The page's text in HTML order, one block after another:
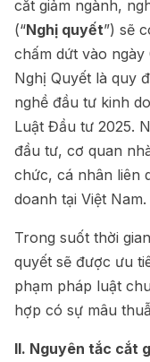
cắt giảm ngành,
(“Nghị quyết”) sẽ
chấm dứt vào ngày
Nghị Quyết là quy
nghề đầu tư kinh
Luật Đầu tư 2025.
đầu tư, cơ quan
chức, cá nhân liên
doanh tại Việt Nam.
Trong suốt thời
quyết sẽ được ưu
phạm pháp luật
hợp có sự mâu
II. Nguyên tắc cắt